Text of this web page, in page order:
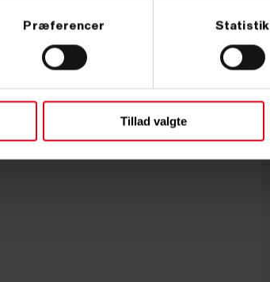
Præferencer Statistik
Tillad valgte